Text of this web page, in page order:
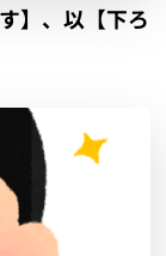
】、以【下ろ